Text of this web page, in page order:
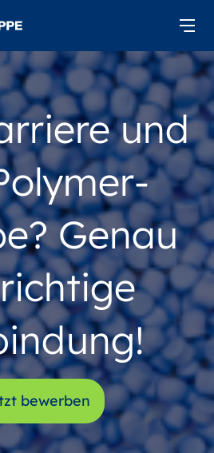
und
Genau
bewerben